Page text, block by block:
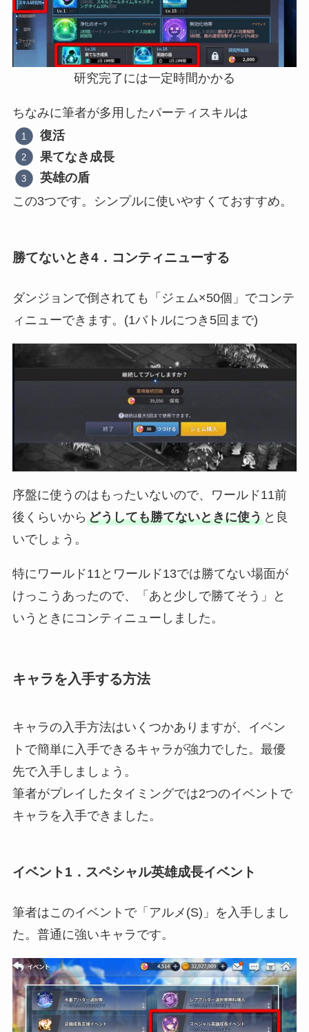
研究完了には一定時間かかる
ちなみに筆者が多用したパーティスキルは
復活
果てなき成長
英雄の盾
この3つです。シンプルに使いやすくておすすめ。
勝てないとき4．コンティニューする
ダンジョンで倒されても「ジェム×50個」でコンテ
ィニューできます。(1バトルにつき5回まで)
序盤に使うのはもったいないので、ワールド11前
後くらいから どうしても勝てないときに使うと良
いでしょう。
特にワールド11とワールド13では勝てない場面が
けっこうあったので、「あと少しで勝てそう」と
いうときにコンティニューしました。
キャラを入手する方法
キャラの入手方法はいくつかありますが、イベン
トで簡単に入手できるキャラが強力でした。最優
先で入手しましょう。
筆者がプレイしたタイミングでは2つのイベントで
キャラを入手できました。
イベント1．スペシャル英雄成長イベント
筆者はこのイベントで「アルメ(S)」を入手しまし
た。普通に強いキャラです。